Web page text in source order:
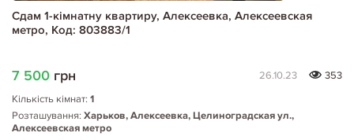
Сдам 1-кімнатну квартиру, Алексеевка, Алексеевская
метро, Код: 803883/1
7 500 грн 26.10.23
353
Кількість кімнат: 1
Розташування: Харьков, Алексеевка, Целиноградская ул.,
Алексеевская метро